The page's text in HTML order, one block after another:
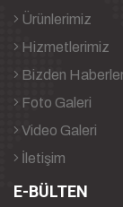
Ürünlerimiz
Hizmetlerimiz
Bizden
Foto Galeri
Video Galeri
İletişim
E-BÜLTEN